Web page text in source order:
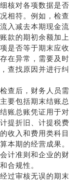
核对各项数据是否
相符。例如，检查
入减去本期现金流
款的期初余额加上
是否等于期末应收
在异常，需要及时
查找原因并进行纠
查后，财务人员需
要包括期末结账总
账总账凭证用于对
提折旧、计提税费
收入和费用类科目
本期的经营成果。
计准则和企业的财
合规性。
过审核无误的期末